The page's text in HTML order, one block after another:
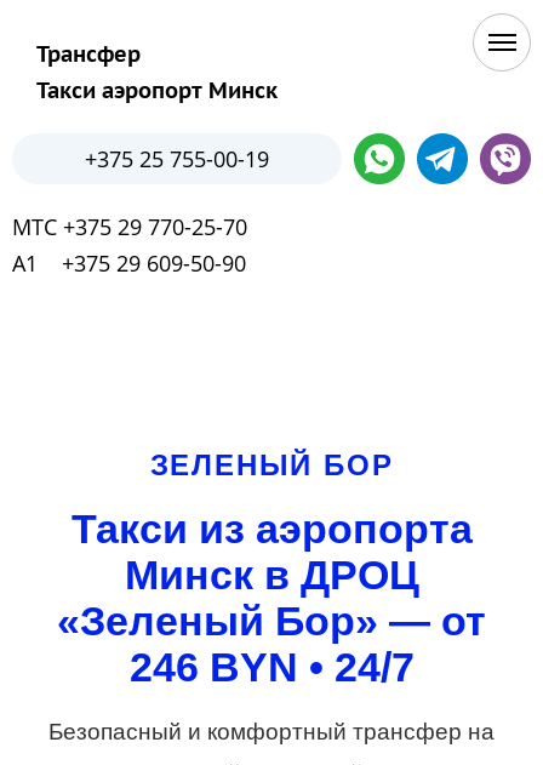
Трансфер
Такси аэропорт Минск
+375 25 755-00-19
МТС +375 29 770-25-70
А1 +375 29 609-50-90
ЗЕЛЕНЫЙ БОР
Такси из аэропорта
Минск в ДРОЦ
«Зеленый Бор» — от
246 BYN • 24/7
Безопасный и комфортный трансфер на